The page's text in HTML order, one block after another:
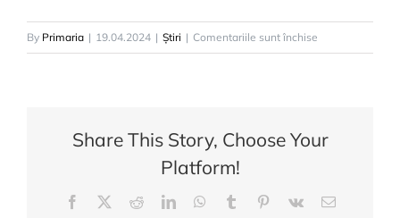
By Primaria | 19.04.2024 | Știri | Comentariile sunt închise
Anunt
350
Share This Story, Choose Your
Platform!
Facebook RedditLinkedInWhatsApp
Tumblr Pinterest
Vk
E-